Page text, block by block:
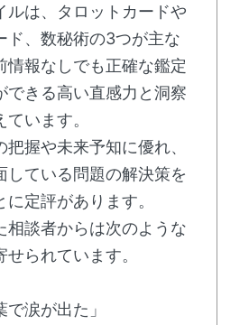
ルは、タロットカードや
ド、数秘術の3つが主な
情報なしでも正確な鑑定
できる高い直感力と洞察
います。
把握や未来予知に優れ、
している問題の解決策を
定評があります。
相談者からは次のような
られています。
で涙が出た」